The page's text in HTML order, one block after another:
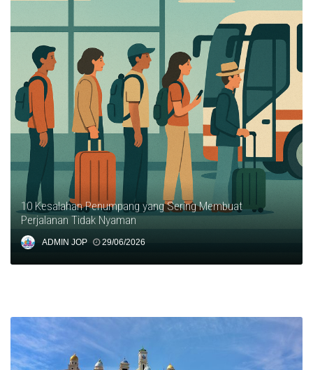
10 Kesalahan Penumpang yang Sering Membuat
Perjalanan Tidak Nyaman
ADMIN JOP 29/06/2026